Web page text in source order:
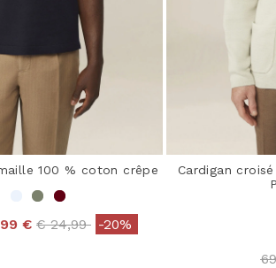
100 % coton crêpe
€ Price reduced from
€ 24,99to-20%
Cardigan